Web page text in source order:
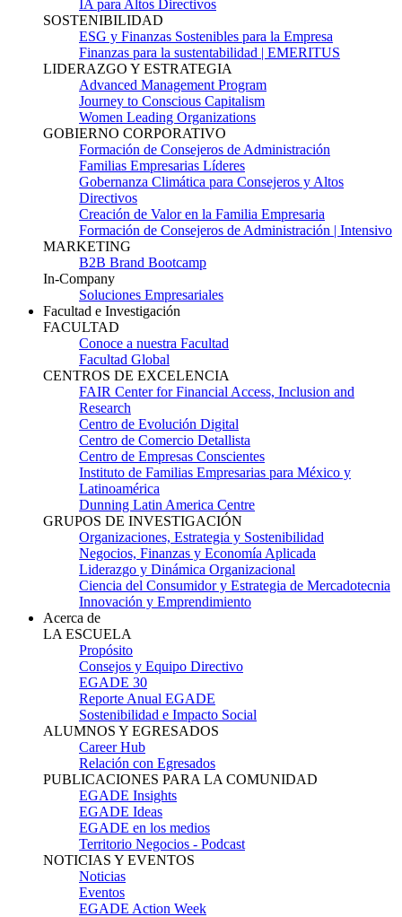
IA para Altos Directivos
SOSTENIBILIDAD
ESG y Finanzas Sostenibles para la Empresa
Finanzas para la sustentabilidad | EMERITUS
LIDERAZGO Y ESTRATEGIA
Advanced Management Program
Journey to Conscious Capitalism
Women Leading Organizations
GOBIERNO CORPORATIVO
Formación de Consejeros de Administración
Familias Empresarias Líderes
Gobernanza Climática para Consejeros y Altos
Directivos
Creación de Valor en la Familia Empresaria
Formación de Consejeros de Administración | Intensivo
MARKETING
B2B Brand Bootcamp
In-Company
Soluciones Empresariales
Facultad e Investigación
FACULTAD
Conoce a nuestra Facultad
Facultad Global
CENTROS DE EXCELENCIA
FAIR Center for Financial Access, Inclusion and
Research
Centro de Evolución Digital
Centro de Comercio Detallista
Centro de Empresas Conscientes
Instituto de Familias Empresarias para México y
Latinoamérica
Dunning Latin America Centre
GRUPOS DE INVESTIGACIÓN
Organizaciones, Estrategia y Sostenibilidad
Negocios, Finanzas y Economía Aplicada
Liderazgo y Dinámica Organizacional
Ciencia del Consumidor y Estrategia de Mercadotecnia
Innovación y Emprendimiento
Acerca de
LA ESCUELA
Propósito
Consejos y Equipo Directivo
EGADE 30
Reporte Anual EGADE
Sostenibilidad e Impacto Social
ALUMNOS Y EGRESADOS
Career Hub
Relación con Egresados
PUBLICACIONES PARA LA COMUNIDAD
EGADE Insights
EGADE Ideas
EGADE en los medios
Territorio Negocios - Podcast
NOTICIAS Y EVENTOS
Noticias
Eventos
EGADE Action Week